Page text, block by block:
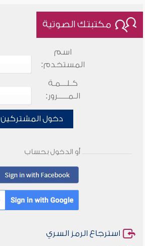
مكتبتك الصوتية
اسم
المستخدم:
كـلـــمـة
الـمـــــرور:
دخول المشتركين
أو الدخول بحساب
استرجاع الرمز السري